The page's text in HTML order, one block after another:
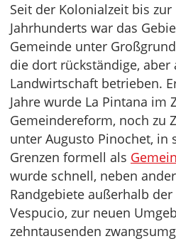
Seit der Kolonialzeit bis zur
Jahrhunderts war das
Gemeinde unter
die dort rückständige,
Landwirtschaft betrieben.
Jahre wurde La Pintana im
Gemeindereform, noch zu
unter Augusto Pinochet, in
Grenzen formell als
wurde schnell, neben
Randgebiete außerhalb
Vespucio, zur neuen
zehntausenden